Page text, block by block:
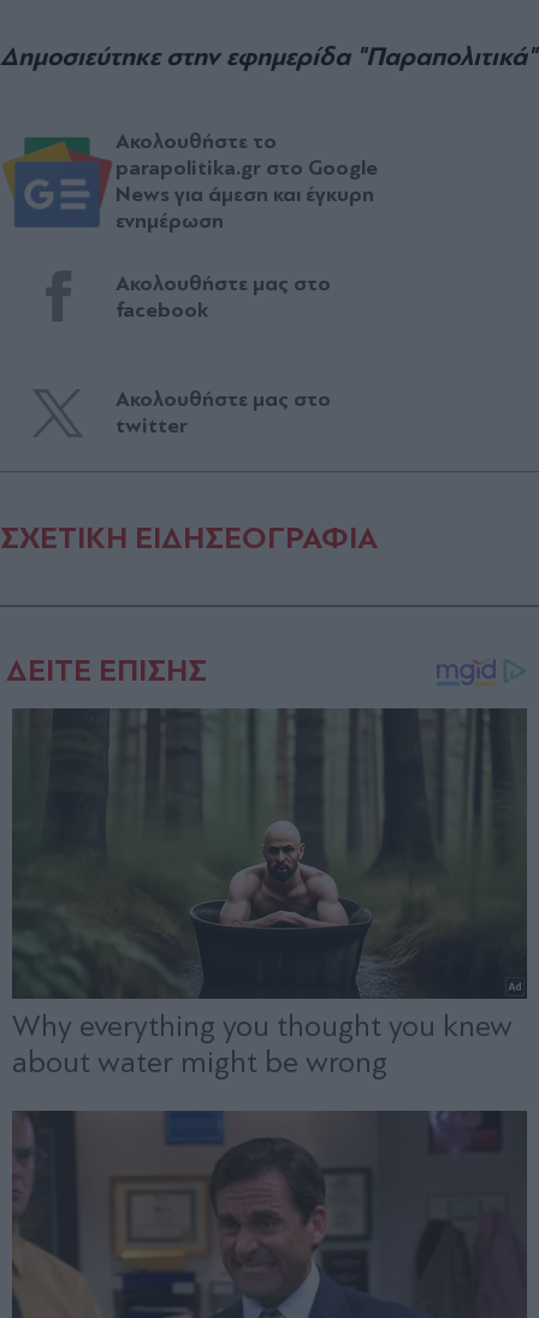
Δημοσιεύτηκε στην εφημερίδα "Παραπολιτικά"
Ακολουθήστε το
parapolitika.gr στο Google
News για άμεση και έγκυρη
ενημέρωση
Ακολουθήστε μας στο
facebook
Ακολουθήστε μας στο
twitter
ΣΧΕΤΙΚΗ ΕΙΔΗΣΕΟΓΡΑΦΙΑ